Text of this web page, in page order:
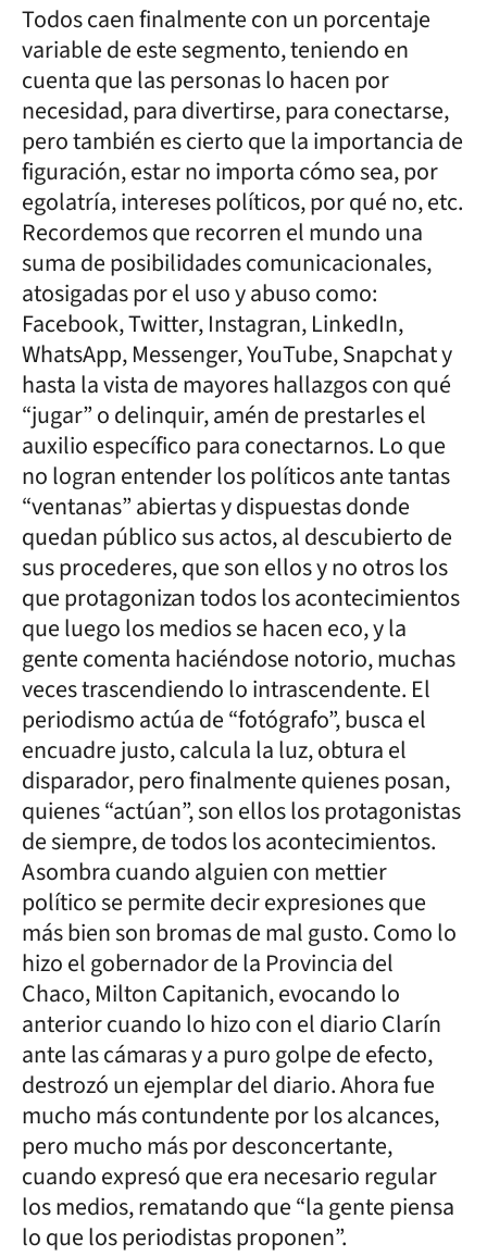
Todos caen finalmente con un porcentaje
variable de este segmento, teniendo en
cuenta que las personas lo hacen por
necesidad, para divertirse, para conectarse,
pero también es cierto que la importancia de
figuración, estar no importa cómo sea, por
egolatría, intereses políticos, por qué no, etc.
Recordemos que recorren el mundo una
suma de posibilidades comunicacionales,
atosigadas por el uso y abuso como:
Facebook, Twitter, Instagran, LinkedIn,
WhatsApp, Messenger, YouTube, Snapchat y
hasta la vista de mayores hallazgos con qué
“jugar” o delinquir, amén de prestarles el
auxilio específico para conectarnos. Lo que
no logran entender los políticos ante tantas
“ventanas” abiertas y dispuestas donde
quedan público sus actos, al descubierto de
sus procederes, que son ellos y no otros los
que protagonizan todos los acontecimientos
que luego los medios se hacen eco, y la
gente comenta haciéndose notorio, muchas
veces trascendiendo lo intrascendente. El
periodismo actúa de “fotógrafo”, busca el
encuadre justo, calcula la luz, obtura el
disparador, pero finalmente quienes posan,
quienes “actúan”, son ellos los protagonistas
de siempre, de todos los acontecimientos.
Asombra cuando alguien con mettier
político se permite decir expresiones que
más bien son bromas de mal gusto. Como lo
hizo el gobernador de la Provincia del
Chaco, Milton Capitanich, evocando lo
anterior cuando lo hizo con el diario Clarín
ante las cámaras y a puro golpe de efecto,
destrozó un ejemplar del diario. Ahora fue
mucho más contundente por los alcances,
pero mucho más por desconcertante,
cuando expresó que era necesario regular
los medios, rematando que “la gente piensa
lo que los periodistas proponen”.